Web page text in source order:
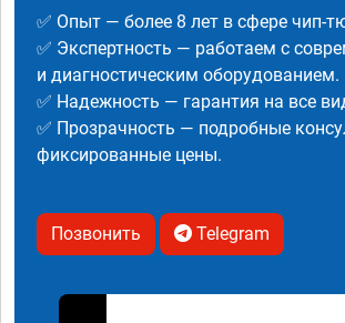
✅ Опыт — более 8 лет в сфере чип-
✅ Экспертность — работаем с
и диагностическим оборудованием.
✅ Надежность — гарантия на все
✅ Прозрачность — подробные
фиксированные цены.
Позвонить Telegram